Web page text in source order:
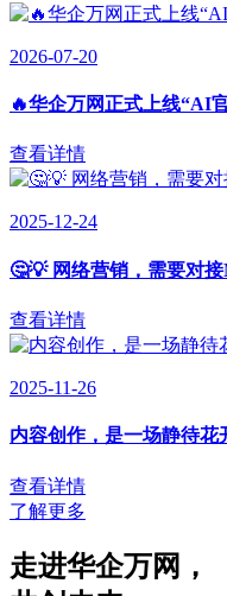
2026-07-20
🔥华企万网正式上线“AI
查看详情
2025-12-24
🤔💡 网络营销，需要对
查看详情
2025-11-26
内容创作，是一场静待花
查看详情
了解更多
走进华企万网 ，